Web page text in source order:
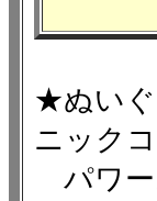
★ぬいぐ
ニック
パワー